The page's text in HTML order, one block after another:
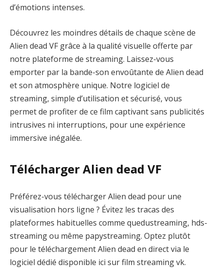
d’émotions intenses.
Découvrez les moindres détails de chaque scène de
Alien dead VF grâce à la qualité visuelle offerte par
notre plateforme de streaming. Laissez-vous
emporter par la bande-son envoûtante de Alien dead
et son atmosphère unique. Notre logiciel de
streaming, simple d’utilisation et sécurisé, vous
permet de profiter de ce film captivant sans publicités
intrusives ni interruptions, pour une expérience
immersive inégalée.
Télécharger Alien dead VF
Préférez-vous télécharger Alien dead pour une
visualisation hors ligne ? Évitez les tracas des
plateformes habituelles comme quedustreaming, hds-
streaming ou même papystreaming. Optez plutôt
pour le téléchargement Alien dead en direct via le
logiciel dédié disponible ici sur film streaming vk.